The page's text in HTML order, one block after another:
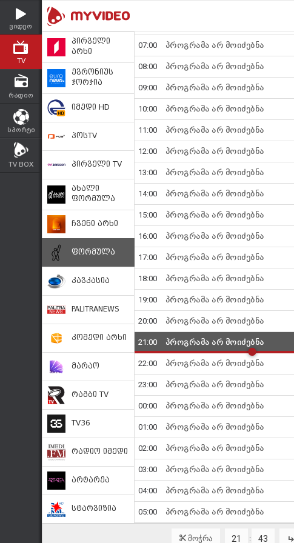
ვიდეო
TV
რადიო
სპორტი
TV BOX